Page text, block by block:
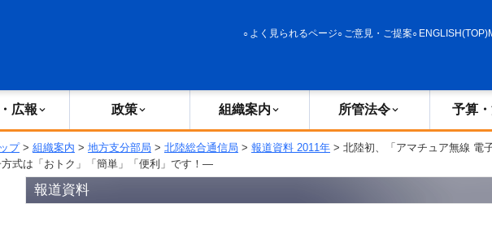
よく見られるページ ご意見・ご提案 ENGLISH(TOP)
広報 政策 組織案内 所管法令 予算
プ> 組織案内 > 地方支分部局 > 北陸総合通信局 > 報道資料 2011年 > 北陸初、「アマチュア無線 電
は「おトク」「簡単」「便利」です！―
報道資料